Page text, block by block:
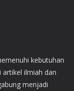
kebutuhan
ilmiah dan
menjadi